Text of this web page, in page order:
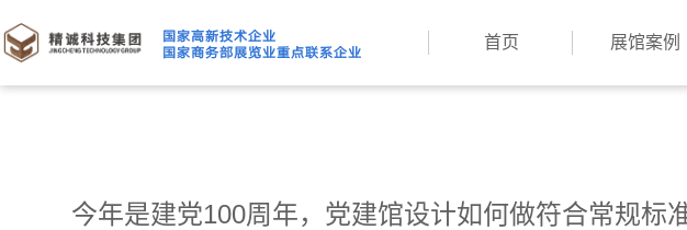
首页 展馆案例
今年是建党100周年，党建馆设计如何做符合常规标准